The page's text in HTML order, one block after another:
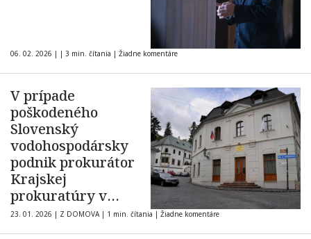
06. 02. 2026 | | 3 min. čítania | Žiadne komentáre
V prípade
poškodeného
Slovenský
vodohospodársky
podnik prokurátor
Krajskej
prokuratúry v
Banskej Bystrici
podal obžalobu
23. 01. 2026 | Z DOMOVA | 1 min. čítania | Žiadne komentáre